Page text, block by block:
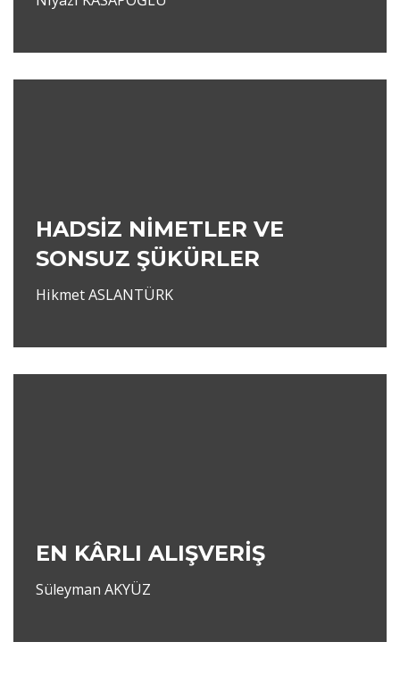
HADSİZ NİMETLER VE
SONSUZ ŞÜKÜRLER
Hikmet ASLANTÜRK
EN KÂRLI ALIŞVERİŞ
Süleyman AKYÜZ